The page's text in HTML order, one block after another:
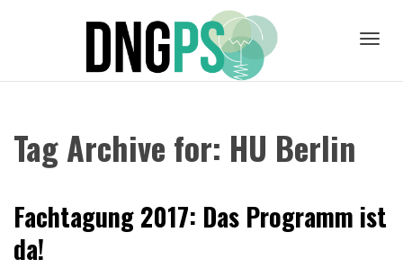
Tag Archive for: HU Berlin
Fachtagung 2017: Das Programm ist
da!